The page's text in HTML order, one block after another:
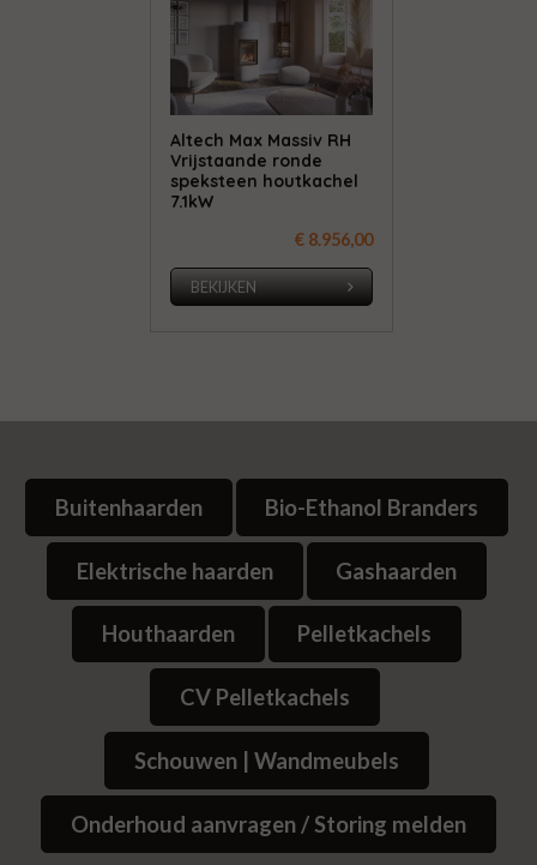
Altech Max Massiv RH
Vrijstaande ronde
speksteen houtkachel
7.1kW
€ 8.956,00
BEKIJKEN
Buitenhaarden Bio-Ethanol Branders
Elektrische haarden Gashaarden
Houthaarden Pelletkachels
CV Pelletkachels
Schouwen | Wandmeubels
Onderhoud aanvragen / Storing melden